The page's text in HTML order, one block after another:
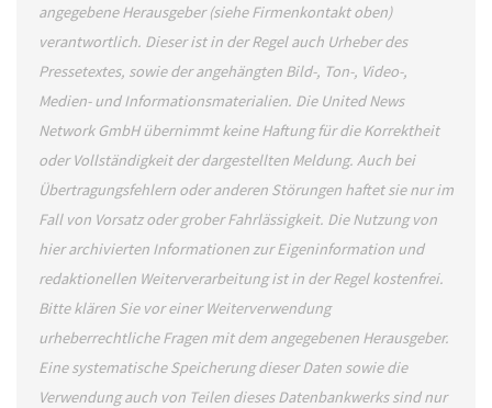
angegebene Herausgeber (siehe Firmenkontakt oben)
verantwortlich. Dieser ist in der Regel auch Urheber des
Pressetextes, sowie der angehängten Bild-, Ton-, Video-,
Medien- und Informationsmaterialien. Die United News
Network GmbH übernimmt keine Haftung für die Korrektheit
oder Vollständigkeit der dargestellten Meldung. Auch bei
Übertragungsfehlern oder anderen Störungen haftet sie nur im
Fall von Vorsatz oder grober Fahrlässigkeit. Die Nutzung von
hier archivierten Informationen zur Eigeninformation und
redaktionellen Weiterverarbeitung ist in der Regel kostenfrei.
Bitte klären Sie vor einer Weiterverwendung
urheberrechtliche Fragen mit dem angegebenen Herausgeber.
Eine systematische Speicherung dieser Daten sowie die
Verwendung auch von Teilen dieses Datenbankwerks sind nur